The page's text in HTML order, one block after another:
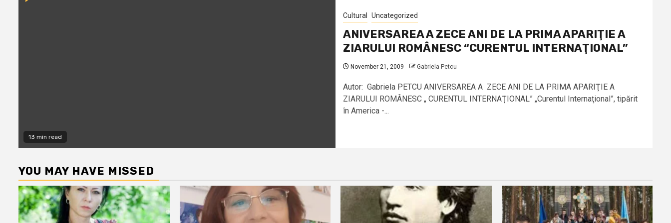
13 min read
Cultural Uncategorized
ANIVERSAREA A ZECE ANI DE LA PRIMA APARIŢIE A
ZIARULUI ROMÂNESC “CURENTUL INTERNAŢIONAL”
November 21, 2009 Gabriela Petcu
Autor: Gabriela PETCU ANIVERSAREA A ZECE ANI DE LA PRIMA APARIŢIE A
ZIARULUI ROMÂNESC „ CURENTUL INTERNAŢIONAL” „Curentul Internaţional”, tipărit
în America -...
YOU MAY HAVE MISSED